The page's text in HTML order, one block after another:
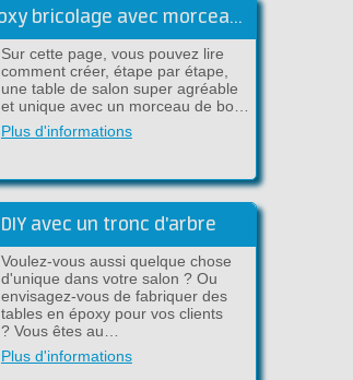
Table basse époxy bricolage avec morceau de bois flottant
Sur cette page, vous pouvez lire
comment créer, étape par étape,
une table de salon super agréable
et unique avec un morceau de bo…
Plus d'informations
avec un tronc d'arbre
Voulez-vous aussi quelque chose
d'unique dans votre salon ? Ou
envisagez-vous de fabriquer des
tables en époxy pour vos clients
? Vous êtes au…
Plus d'informations